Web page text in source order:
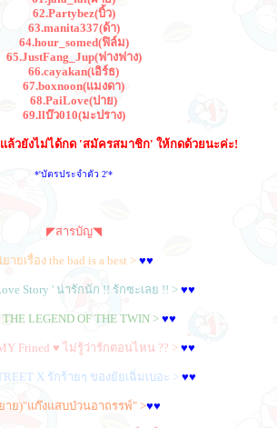
62.Partybez(บิ้ว)
63.manita337(ด้า)
64.hour_somed(ฟิล์ม)
65.JustFang_Jup(ฟางฟาง)
66.cayakan(เอิร์ธ)
67.boxnoon(เเมงดา)
68.PaiLove(ปาย)
69.llบ๊ว010(มะปราง)
เล้วยังไม่ได้กด 'สมัครสมาชิก' ให้กดด้วยนะค่ะ!
*'บัตรประจำตัว 2'*
◤สารบัญ◥
ายเรื่อง the bad is a best > ♥♥
Story ' น่ารักนัก !! รักซะเลย !! > ♥♥
LEGEND OF THE TWIN > ♥♥
Frined ♥ ไม่รู้ว่ารักตอนไหน ?? > ♥♥
X รักร้ายๆ ของยัยเฉิ่มเบอะ > ♥♥
าย)"แก๊งแสบป่วนอาถรรพ์" >♥♥